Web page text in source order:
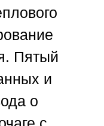
Пятый
и
о